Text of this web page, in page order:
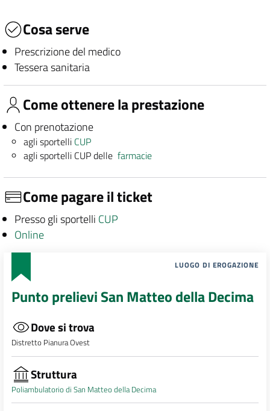
Cosa serve
Prescrizione del medico
Tessera sanitaria
Come ottenere la prestazione
Con prenotazione
agli sportelli CUP
agli sportelli CUP dellefarmacie
Come pagare il ticket
Presso gli sportelli CUP
Online
LUOGO DI EROGAZIONE
Punto prelievi San Matteo della Decima
Dove si trova
Distretto Pianura Ovest
Struttura
Poliambulatorio di San Matteo della Decima